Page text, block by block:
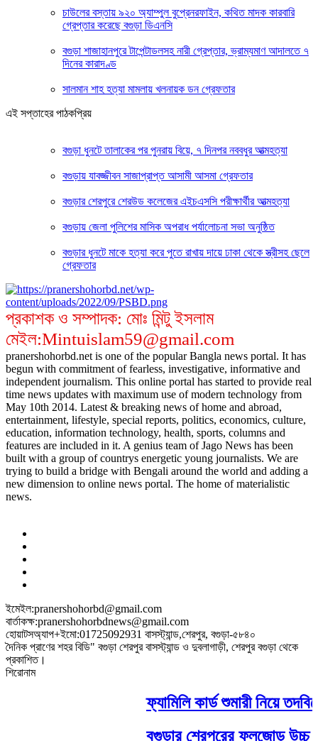
চাউলের বস্তায় ৯২০ অ্যাম্পুল বুপ্রেনরফাইন, কথিত মাদক কারবারি
গ্রেপ্তার করেছে বগুড়া ডিএনসি
বগুড়া শাজাহানপুরে টাপেন্টাডলসহ নারী গ্রেপ্তার, ভ্রাম্যমাণ আদালতে ৭
দিনের কারাদণ্ড
সালমান শাহ হত্যা মামলায় খলনায়ক ডন গ্রেফতার
এই সপ্তাহের পাঠকপ্রিয়
বগুড়া ধুনটে তালাকের পর পুনরায় বিয়ে, ৭ দিনপর নববধুর আত্মহত্যা
বগুড়ায় যাবজ্জীবন সাজাপ্রাপ্ত আসামী আসমা গ্রেফতার
বগুড়ার শেরপুরে শেরউড কলেজের এইচএসসি পরীক্ষার্থীর আত্মহত্যা
বগুড়ায় জেলা পুলিশের মাসিক অপরাধ পর্যালোচনা সভা অনুষ্ঠিত
বগুড়ার ধুনটে মাকে হত্যা করে পুতে রাখায় দায়ে ঢাকা থেকে স্ত্রীসহ ছেলে
গ্রেফতার
প্রকাশক ও সম্পাদক: মোঃ মিন্টু ইসলাম
মেইল:Mintuislam59@gmail.com
pranershohorbd.net is one of the popular Bangla news portal. It has
begun with commitment of fearless, investigative, informative and
independent journalism. This online portal has started to provide real
time news updates with maximum use of modern technology from
May 10th 2014. Latest & breaking news of home and abroad,
entertainment, lifestyle, special reports, politics, economics, culture,
education, information technology, health, sports, columns and
features are included in it. A genius team of Jago News has been
built with a group of countrys energetic young journalists. We are
trying to build a bridge with Bengali around the world and adding a
new dimension to online news portal. The home of materialistic
news.
ইমেইল:pranershohorbd@gmail.com
বার্তাকক্ষ:pranershohorbdnews@gmail.com
হোয়াটসঅ্যাপ+ইমো:01725092931 বাসস্ট্যান্ড,শেরপুর, বগুড়া-৫৮৪০
দৈনিক প্রাণের শহর বিডি" বগুড়া শেরপুর বাসস্ট্যান্ড ও দুবলাগাড়ী, শেরপুর বগুড়া থেকে
প্রকাশিত।
শিরোনাম
ফ্যামিলি কার্ড শুমারী নিয়ে
বগুড়ার শেরপুরের ফুলজোড় উচ্চ